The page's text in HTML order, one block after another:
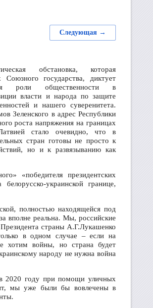
Следующая →
обстановка, которая
Союзного государства, диктует
роли общественности в
власти и народа по защите
и нашего суверенитета.
Зеленского в адрес Республики
роста напряжения на границах
стало очевидно, что в
стран готовы не просто к
но и к развязыванию как
«победителя президентских
украинской границе,
полностью находящейся под
вполне реальна. Мы, российские
страны А.Г.Лукашенко
в одном случае – если на
хотим войны, но страна будет
народу не нужна война
в 2020 году при помощи уличных
мы уже были бы вовлечены в